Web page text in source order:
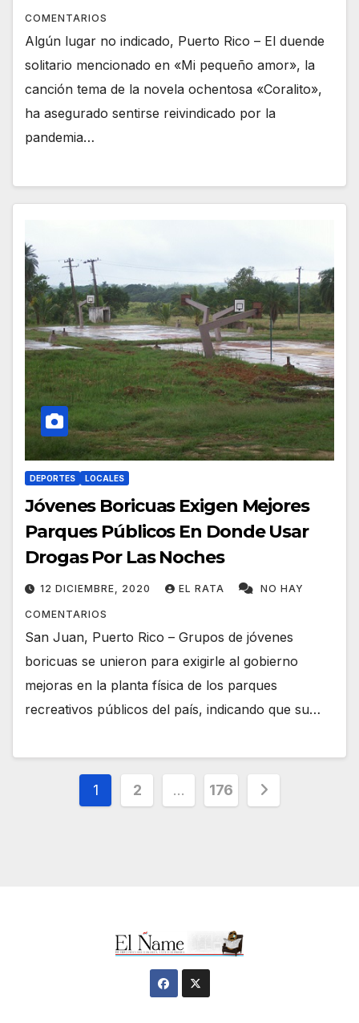
COMENTARIOS
Algún lugar no indicado, Puerto Rico – El duende
solitario mencionado en «Mi pequeño amor», la
canción tema de la novela ochentosa «Coralito»,
ha asegurado sentirse reivindicado por la
pandemia…
DEPORTES LOCALES
Jóvenes Boricuas Exigen Mejores
Parques Públicos En Donde Usar
Drogas Por Las Noches
12 DICIEMBRE, 2020 EL RATA NO HAY
COMENTARIOS
San Juan, Puerto Rico – Grupos de jóvenes
boricuas se unieron para exigirle al gobierno
mejoras en la planta física de los parques
recreativos públicos del país, indicando que su…
Navegación
1 2 … 176